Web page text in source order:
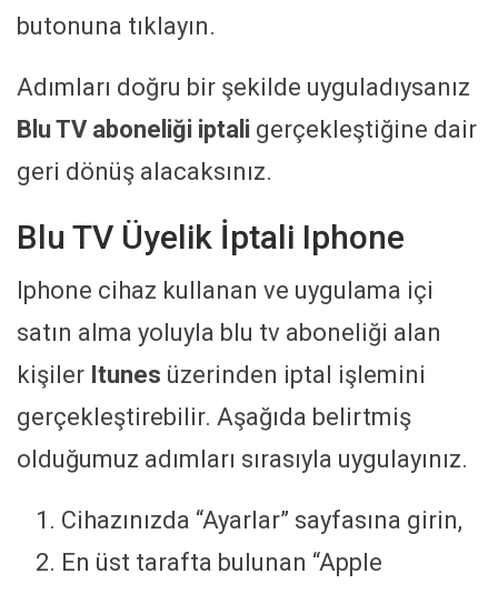
butonuna tıklayın.
Adımları doğru bir şekilde uyguladıysanız
Blu TV aboneliği iptali gerçekleştiğine dair
geri dönüş alacaksınız.
Blu TV Üyelik İptali Iphone
Iphone cihaz kullanan ve uygulama içi
satın alma yoluyla blu tv aboneliği alan
kişiler Itunes üzerinden iptal işlemini
gerçekleştirebilir. Aşağıda belirtmiş
olduğumuz adımları sırasıyla uygulayınız.
Cihazınızda “Ayarlar” sayfasına girin,
En üst tarafta bulunan “Apple